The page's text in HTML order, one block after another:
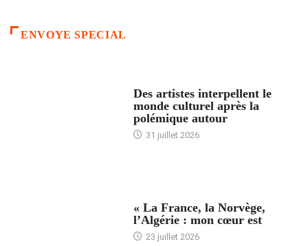
ENVOYE SPECIAL
Des artistes interpellent le
monde culturel après la
polémique autour
31 juillet 2026
« La France, la Norvège,
l’Algérie : mon cœur est
23 juillet 2026